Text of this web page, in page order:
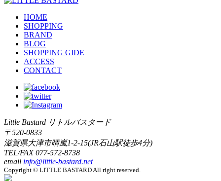
HOME
SHOPPING
BRAND
BLOG
SHOPPING GIDE
ACCESS
CONTACT
Little Bastard リトルバスタード
〒520-0833
滋賀県大津市晴嵐1-2-15(JR石山駅徒歩4分)
TEL/FAX077-572-8738
email info@little-bastard.net
Copyright © LITTLE BASTARD All right reserved.